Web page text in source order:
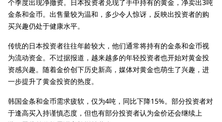
个季度出现净撤资。日本投资者兑现了手中持有的黄金，净卖出3吨
金条和金币。出售量较为温和，多少令人惊讶，反映出投资者的购
买兴趣仍处于健康水平。
传统的日本投资者往往年龄较大，他们通常将持有的金条和金币视
为流动资金。不过据报道，越来越多的年轻投资者也开始对黄金投
资感兴趣。随着金价创下历史新高，媒体对黄金也萌生了兴趣，进
一步提升了黄金投资的热度。
韩国金条和金币需求疲软，仅为4吨，同比下降15%。部分投资者对
于逢高买入持谨慎态度，但也有部分投资者认为金价还会继续上